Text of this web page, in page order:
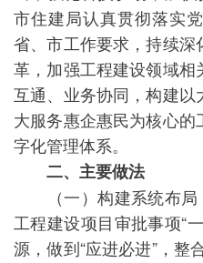
市住建局认真贯彻落实
省、市工作要求，持续
革，加强工程建设领域
互通、业务协同，构建以
大服务惠企惠民为核心
字化管理体系。
二、主要做法
（一）构建系统布局
工程建设项目审批事项“
源，做到“应进必进”，整